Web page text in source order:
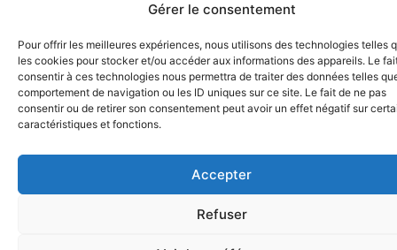
Gérer le consentement
Pour offrir les meilleures expériences, nous utilisons des technologies telles
les cookies pour stocker et/ou accéder aux informations des appareils. Le
consentir à ces technologies nous permettra de traiter des données telles
comportement de navigation ou les ID uniques sur ce site. Le fait de ne pas
consentir ou de retirer son consentement peut avoir un effet négatif sur
caractéristiques et fonctions.
Accepter
Refuser